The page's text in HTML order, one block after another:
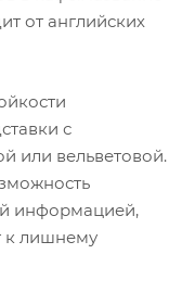
от английских
с
или вельветовой.
информацией,
к лишнему